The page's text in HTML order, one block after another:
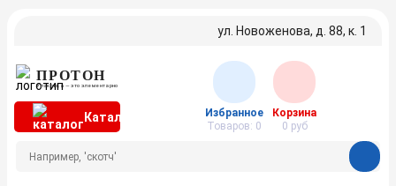
ул. Новоженова, д. 88, к. 1
ПРОТОН
Упаковка — это элементарно
Каталог
Избранное
Товаров: 0
Корзина
0 руб